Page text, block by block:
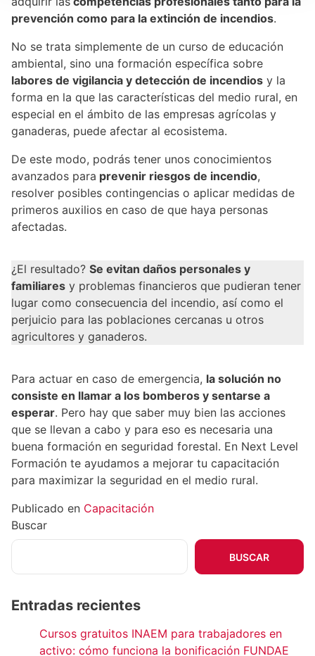
prevención como para la extinción de incendios.
No se trata simplemente de un curso de educación
ambiental, sino una formación específica sobre
labores de vigilancia y detección de incendios y la
forma en la que las características del medio rural, en
especial en el ámbito de las empresas agrícolas y
ganaderas, puede afectar al ecosistema.
De este modo, podrás tener unos conocimientos
avanzados para prevenir riesgos de incendio,
resolver posibles contingencias o aplicar medidas de
primeros auxilios en caso de que haya personas
afectadas.
¿El resultado? Se evitan daños personales y
familiares y problemas financieros que pudieran tener
lugar como consecuencia del incendio, así como el
perjuicio para las poblaciones cercanas u otros
agricultores y ganaderos.
Para actuar en caso de emergencia, la solución no
consiste en llamar a los bomberos y sentarse a
esperar. Pero hay que saber muy bien las acciones
que se llevan a cabo y para eso es necesaria una
buena formación en seguridad forestal. En Next Level
Formación te ayudamos a mejorar tu capacitación
para maximizar la seguridad en el medio rural.
Publicado en Capacitación
Buscar
BUSCAR
Entradas recientes
Cursos gratuitos INAEM para trabajadores en
activo: cómo funciona la bonificación FUNDAE